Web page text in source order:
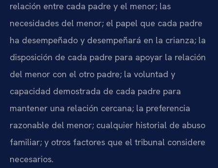
relación entre cada padre y el menor; las
necesidades del menor; el papel que cada padre
ha desempeñado y desempeñará en la crianza; la
disposición de cada padre para apoyar la relación
del menor con el otro padre; la voluntad y
capacidad demostrada de cada padre para
mantener una relación cercana; la preferencia
razonable del menor; cualquier historial de abuso
familiar; y otros factores que el tribunal considere
necesarios.